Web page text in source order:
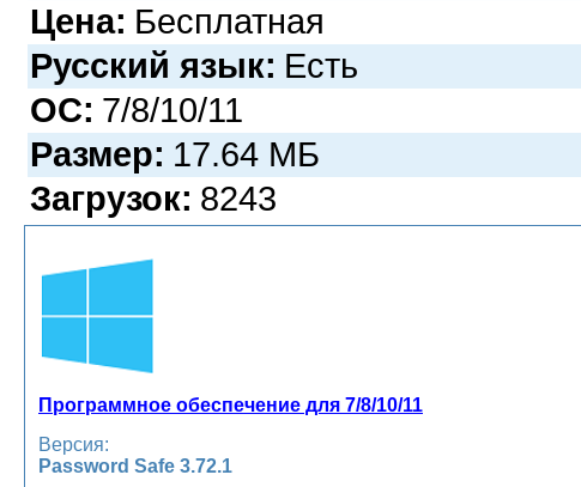
Цена: Бесплатная
Русский язык: Есть
ОС: 7/8/10/11
Размер: 17.64 МБ
Загрузок: 8243
Программное обеспечение для 7/8/10/11
Версия:
Password Safe 3.72.1